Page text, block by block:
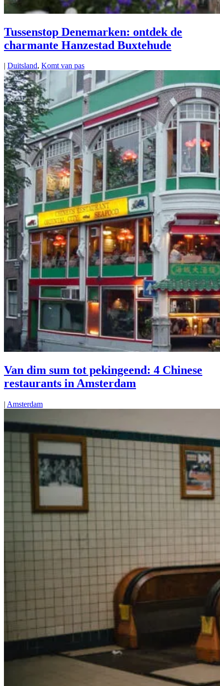
Tussenstop Denemarken: ontdek de
charmante Hanzestad Buxtehude
| Duitsland, Komt van pas
Van dim sum tot pekingeend: 4 Chinese
restaurants in Amsterdam
| Amsterdam